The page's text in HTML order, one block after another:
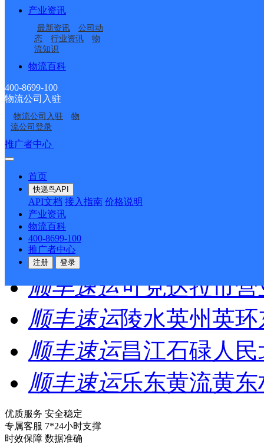
产业资讯
最新资讯
公司动
态
行业资讯
物
流知识
物流百科
400-8699-100
物流公司入驻
物流公司入驻
物
流公司登录
推广者中心
首页
快递鸟API
API文档 接入指南 价格说明
产业资讯
物流百科
400-8699-100
推广者中心
注册 登录
尾页
最新网点
圆通速递
顺丰速运
顺丰速运陵水新村镇
顺丰速运
顺丰速运
顺丰速运可克达拉市营
顺丰速运陵水英州英
顺丰速运昌江石碌人
顺丰速运乐东黄流黄
优质服务 安全稳定
专属客服 7*24小时支撑
时效保障 数据准确